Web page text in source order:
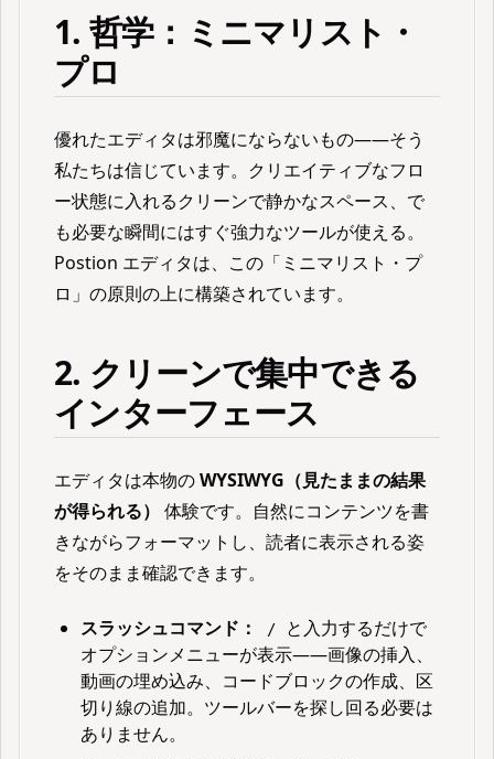
1. 哲学：ミニマリスト・
プロ
優れたエディタは邪魔にならないもの——そう
私たちは信じています。クリエイティブなフロ
ー状態に入れるクリーンで静かなスペース、で
も必要な瞬間にはすぐ強力なツールが使える。
Postion エディタは、この「ミニマリスト・プ
ロ」の原則の上に構築されています。
2. クリーンで集中できる
インターフェース
エディタは本物のWYSIWYG（見たままの結果
が得られる） 体験です。自然にコンテンツを書
きながらフォーマットし、読者に表示される姿
をそのまま確認できます。
スラッシュコマンド： /
と入力するだけで
オプションメニューが表示——画像の挿入、
動画の埋め込み、コードブロックの作成、区
切り線の追加。ツールバーを探し回る必要は
ありません。